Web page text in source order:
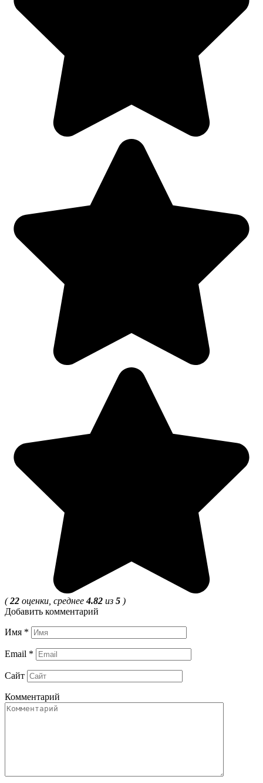
(22 оценки, среднее4.82 из 5 )
Добавить комментарий
Имя *
Email *
Сайт
Комментарий